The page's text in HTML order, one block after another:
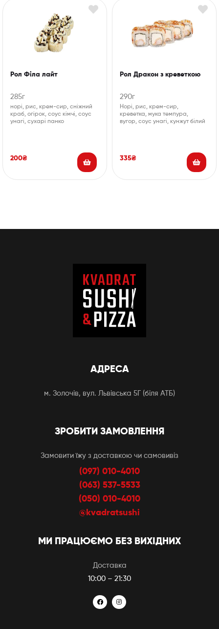
Рол Філа лайт
285г
норі, рис, крем-сир, сніжний
краб, огірок, соус кімчі, соус
унагі, сухарі панко
200₴
Рол Дракон з креветкою
290г
Норі, рис, крем-сир,
креветка, мука темпура,
вугор, соус унагі, кунжут білий
335₴
АДРЕСА
м. Золочів, вул. Львівська 5Г (біля АТБ)
ЗРОБИТИ ЗАМОВЛЕННЯ
Замовити їжу з доставкою чи самовивіз
(097) 010-4010
(063) 537-5533
(050) 010-4010
@kvadratsushi
МИ ПРАЦЮЄМО БЕЗ ВИХІДНИХ
Доставка
10:00 – 21:30